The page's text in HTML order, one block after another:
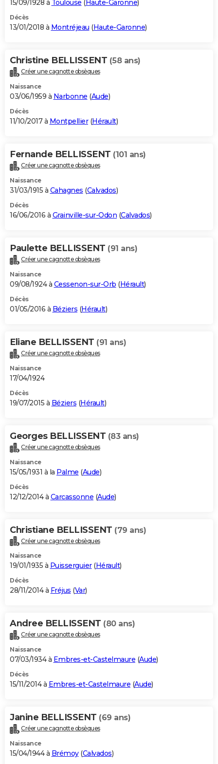
15/09/1928 à Toulouse ( Haute-Garonne)
Décès
13/01/2018 à Montréjeau (Haute-Garonne)
Christine BELLISSENT (58 ans)
Créer une cagnotte obsèques
Naissance
03/06/1959 à Narbonne (Aude)
Décès
11/10/2017 à Montpellier(Hérault)
Fernande BELLISSENT (101 ans)
Créer une cagnotte obsèques
Naissance
31/03/1915 à Cahagnes (Calvados)
Décès
16/06/2016 à Grainville-sur-Odon (Calvados)
Paulette BELLISSENT (91 ans)
Créer une cagnotte obsèques
Naissance
09/08/1924 à Cessenon-sur-Orb (Hérault)
Décès
01/05/2016 à Béziers (Hérault)
Eliane BELLISSENT (91 ans)
Créer une cagnotte obsèques
Naissance
17/04/1924
Décès
19/07/2015 à Béziers (Hérault)
Georges BELLISSENT (83 ans)
Créer une cagnotte obsèques
Naissance
15/05/1931 à la Palme (Aude)
Décès
12/12/2014 à Carcassonne (Aude)
Christiane BELLISSENT (79 ans)
Créer une cagnotte obsèques
Naissance
19/01/1935 à Puisserguier(Hérault)
Décès
28/11/2014 à Fréjus (Var)
Andree BELLISSENT (80 ans)
Créer une cagnotte obsèques
Naissance
07/03/1934 à Embres-et-Castelmaure (Aude)
Décès
15/11/2014 à Embres-et-Castelmaure (Aude)
Janine BELLISSENT (69 ans)
Créer une cagnotte obsèques
Naissance
15/04/1944 à Brémoy(Calvados)